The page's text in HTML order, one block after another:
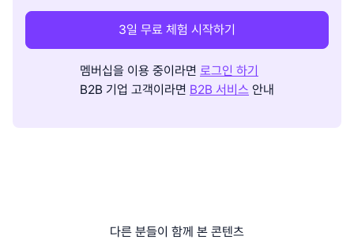
3일 무료 체험 시작하기
멤버십을 이용 중이라면 로그인 하기
B2B 기업 고객이라면 B2B 서비스 안내
다른 분들이 함께 본 콘텐츠